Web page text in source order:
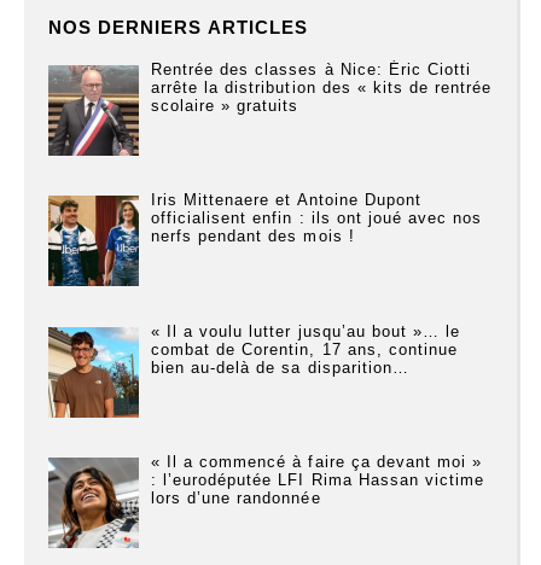
NOS DERNIERS ARTICLES
Rentrée des classes à Nice: Éric Ciotti
arrête la distribution des « kits de rentrée
scolaire » gratuits
Iris Mittenaere et Antoine Dupont
officialisent enfin : ils ont joué avec nos
nerfs pendant des mois !
« Il a voulu lutter jusqu’au bout »… le
combat de Corentin, 17 ans, continue
bien au-delà de sa disparition…
« Il a commencé à faire ça devant moi »
: l’eurodéputée LFI Rima Hassan victime
lors d’une randonnée